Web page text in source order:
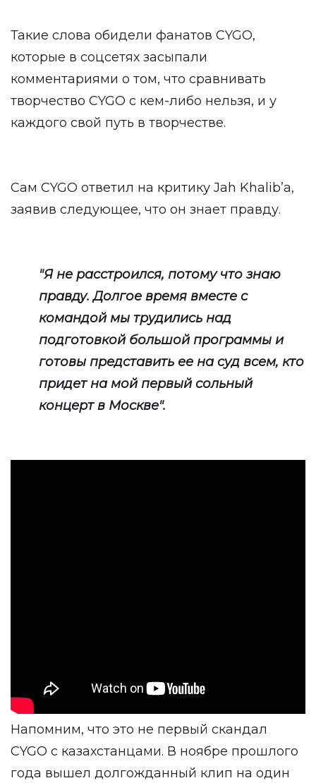
Такие слова обидели фанатов CYGO,
которые в соцсетях засыпали
комментариями о том, что сравнивать
творчество CYGO с кем-либо нельзя, и у
каждого свой путь в творчестве.
Сам CYGO ответил на критику Jah Khalib’а,
заявив следующее, что он знает правду.
"Я не расстроился, потому что знаю
правду. Долгое время вместе с
командой мы трудились над
подготовкой большой программы и
готовы представить ее на суд всем, кто
придет на мой первый сольный
концерт в Москве".
Напомним, что это не первый скандал
CYGO с казахстанцами. В ноябре прошлого
года вышел долгожданный клип на один